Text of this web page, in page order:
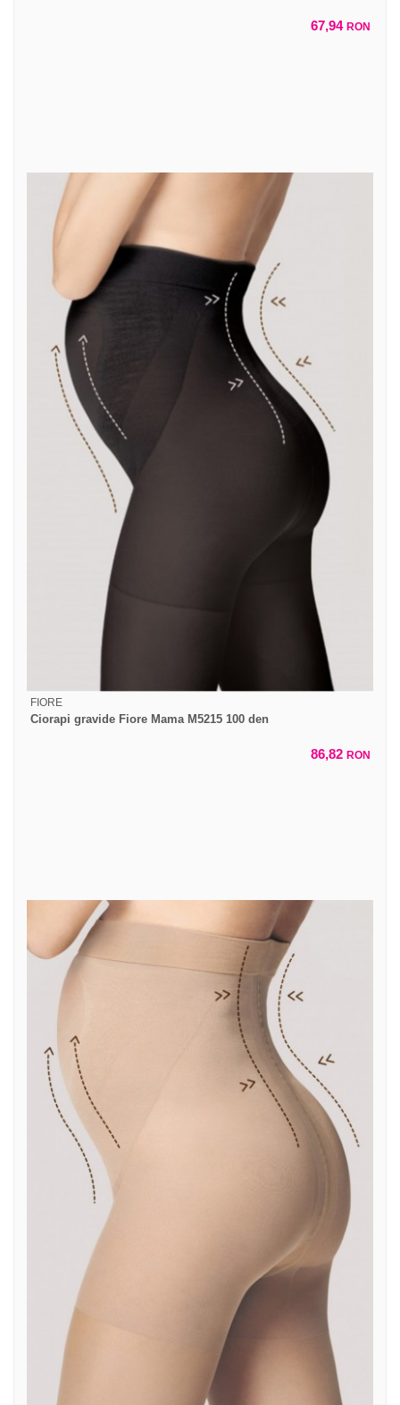
67,94 RON
FIORE
Ciorapi gravide Fiore Mama M5215 100 den
86,82 RON